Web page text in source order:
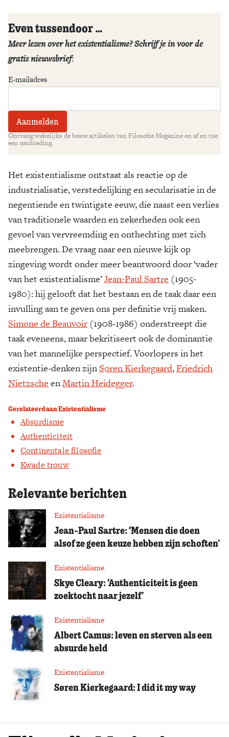
Gerelateerd aan Existentialisme
Absurdisme
Authenticiteit
Continentale filosofie
Kwade trouw
Even tussendoor …
Meer lezen over het existentialisme? Schrijf je in voor de
gratis nieuwsbrief:
E-mailadres
Ontvang wekelijks de beste artikelen van Filosofie Magazine en af en toe
een aanbieding.
Het existentialisme ontstaat als reactie op de
industrialisatie, verstedelijking en secularisatie in de
negentiende en twintigste eeuw, die naast een verlies
van traditionele waarden en zekerheden ook een
gevoel van vervreemding en onthechting met zich
meebrengen. De vraag naar een nieuwe kijk op
zingeving wordt onder meer beantwoord door ‘vader
van het existentialisme’Jean-Paul Sartre (1905-
1980): hij gelooft dat het bestaan en de taak daar een
invulling aan te geven ons per definitie vrij maken.
Simone de Beauvoir (1908-1986) onderstreept die
taak eveneens, maar bekritiseert ook de dominantie
van het mannelijke perspectief. Voorlopers in het
existentie-denken zijnSøren Kierkegaard,Friedrich
Nietzsche enMartin Heidegger.
Relevante berichten
Existentialisme
Jean-Paul Sartre: ‘Mensen die doen
alsof ze geen keuze hebben zijn schoften’
Existentialisme
Skye Cleary: ‘Authenticiteit is geen
zoektocht naar jezelf’
Existentialisme
Albert Camus: leven en sterven als een
absurde held
Existentialisme
Søren Kierkegaard: I did it my way